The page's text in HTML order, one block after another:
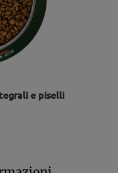
e piselli